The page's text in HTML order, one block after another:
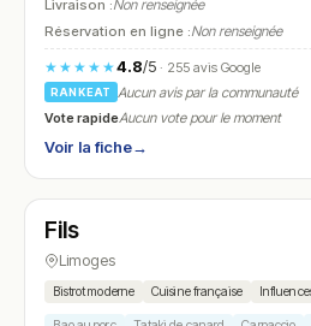
Livraison :Non renseignée
Réservation en ligne :Non renseignée
★★★★★4.8/5· 255 avis Google
RANKEAT
Aucun avis par la communauté
Vote rapideAucun vote pour le moment
Voir la fiche→
N° 10
Fils
Limoges
Bistrot moderne Cuisine française